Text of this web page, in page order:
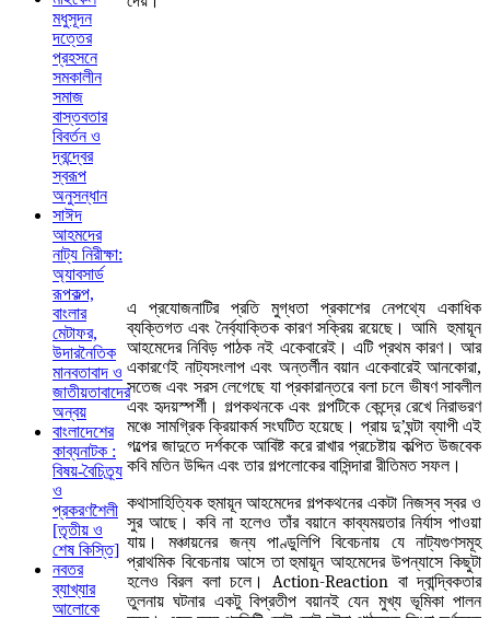
এ প্রযোজনাটির প্রতি মুগ্ধতা প্রকাশের নেপথ্যে একাধিক
ব্যক্তিগত এবং নৈর্ব্যাক্তিক কারণ সক্রিয় রয়েছে। আমি হুমায়ূন
আহমেদের নিবিড় পাঠক নই একেবারেই। এটি প্রথম কারণ। আর
একারণেই নাট্যসংলাপ এবং অন্তর্লীন বয়ান একেবারেই আনকোরা,
সতেজ এবং সরস লেগেছে যা প্রকারান্তরে বলা চলে ভীষণ সাবলীল
এবং হৃদয়স্পর্শী। গল্পকথনকে এবং গল্পটিকে কেন্দ্রে রেখে নিরাভরণ
মঞ্চে সামগ্রিক ক্রিয়াকর্ম সংঘটিত হয়েছে। প্রায় দু’ঘন্টা ব্যাপী এই
গল্পের জাদুতে দর্শককে আবিষ্ট করে রাখার প্রচেষ্টায় কল্পিত উজবেক
কবি মতিন উদ্দিন এবং তার গল্পলোকের বাসিন্দারা রীতিমত সফল।
কথাসাহিত্যিক হুমায়ূন আহমেদের গল্পকথনের একটা নিজস্ব স্বর ও
সুর আছে। কবি না হলেও তাঁর বয়ানে কাব্যময়তার নির্যাস পাওয়া
যায়। মঞ্চায়নের জন্য পাণ্ডুলিপি বিবেচনায় যে নাট্যগুণসমূহ
প্রাথমিক বিবেচনায় আসে তা হুমায়ূন আহমেদের উপন্যাসে কিছুটা
হলেও বিরল বলা চলে। Action-Reaction বা দ্বান্দ্বিকতার
তুলনায় ঘটনার একটু বিপ্রতীপ বয়ানই যেন মুখ্য ভূমিকা পালন
মধুসূদন
দত্তের
প্রহসনে
সমকালীন
সমাজ
বাস্তবতার
বিবর্তন ও
দ্বন্দ্বের
স্বরূপ
অনুসন্ধান
সাঈদ
আহমদের
নাট্য নিরীক্ষা:
অ্যাবসার্ড
রূপকল্প,
বাংলার
মেটাফর,
উদারনৈতিক
মানবতাবাদ ও
জাতীয়তাবাদের
অন্বয়
বাংলাদেশের
কাব্যনাটক :
বিষয়-বৈচিত্র্য
ও
প্রকরণশৈলী
[তৃতীয় ও
শেষ কিস্তি]
নবতর
ব্যাখ্যার
আলোকে